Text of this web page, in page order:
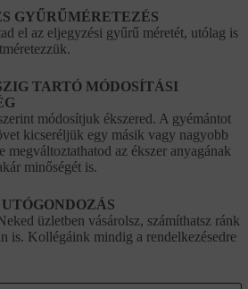
GYŰRŰMÉRETEZÉS
el az eljegyzési gyűrű méretét, utólag is
TARTÓ MÓDOSÍTÁSI
módosítjuk ékszered. A gyémántot
kicseréljük egy másik vagy nagyobb
megváltoztathatod az ékszer anyagának
minőségét is.
üzletben vásárolsz, számíthatsz ránk
is. Kollégáink mindig a rendelkezésedre